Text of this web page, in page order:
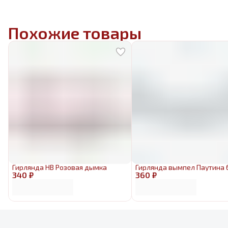
Похожие товары
340 ₽
Гирлянда HB Розовая дымка
360 ₽
Гирлянда вымпел Паутина